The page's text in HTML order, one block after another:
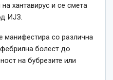
хантавирус и се смета
ИЈЗ.
со различна
болест до
на бубрезите или